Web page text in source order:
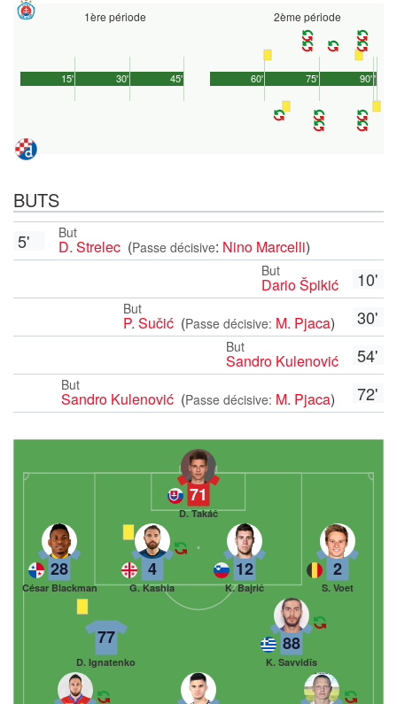
1ère période
45'
15' 30'
2ème période
90'
60' 75' 1'
BUTS
But
D. Strelec (Passe décisive: Nino Marcelli)
5'
10'
But
Dario Špikić
30'
But
P. Sučić (Passe décisive: M. Pjaca)
54'
But
Sandro Kulenović
72'
But
Sandro Kulenović (Passe décisive: M. Pjaca)
71
D. Takáč
2
S. Voet
12
K. Bajrič
4
G. Kashia
28
César Blackman
88
K. Savvidīs
77
D. Ignatenko